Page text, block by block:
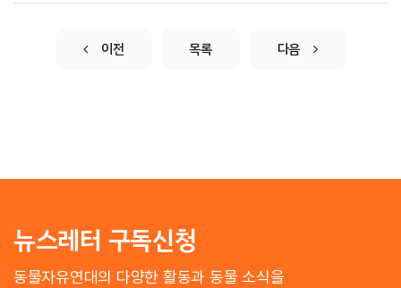
이전 목록 다음
뉴스레터 구독신청
동물자유연대의 다양한 활동과 동물 소식을